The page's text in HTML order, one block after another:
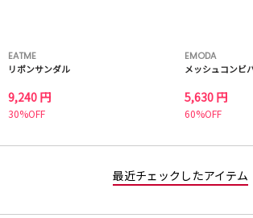
EATME
リボンサンダル
9,240 円
30%OFF
EMODA
メッシュコンビ
5,630 円
60%OFF
最近チェックしたアイテム